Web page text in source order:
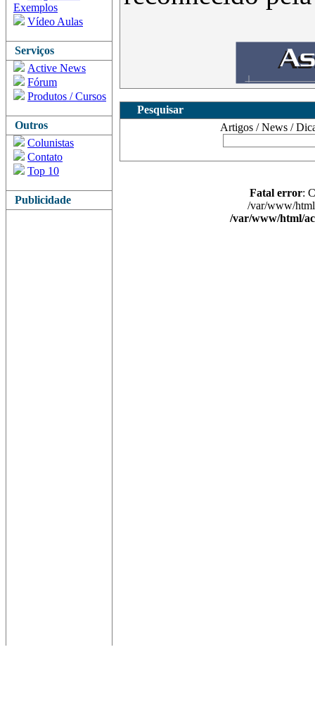
Exemplos
Vídeo Aulas
Serviços
Active News
Fórum
Produtos / Cursos
Outros
Colunistas
Contato
Top 10
Publicidade
Pesquisar
Artigos / News /
Fatal error:
/var/www/
/var/www/html/